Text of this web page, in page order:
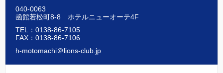
040-0063
函館若松町8-8 ホテルニューオーテ4F
TEL：0138-86-7105
FAX：0138-86-7106
h-motomachi＠lions-club.jp